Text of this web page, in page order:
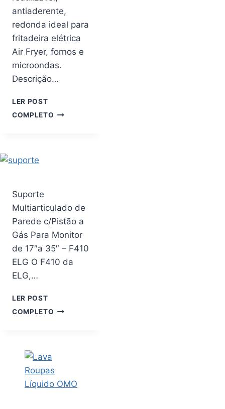
ALGODÃO
ARTESANAL
COM
ANTIDERRAPANTE
CINZA
antiaderente,
redonda ideal para
fritadeira elétrica
Air Fryer, fornos e
microondas.
Descrição…
LER POST
COMPLETO FORMA
IDEAL
PARA
ELÉTRICA
AIR
FRYER,
Suporte
Multiarticulado de
Parede c/Pistão a
Gás Para Monitor
de 17″a 35″ – F410
ELG O F410 da
ELG,…
LER POST
COMPLETO SUPORTE
GÁS
PARA